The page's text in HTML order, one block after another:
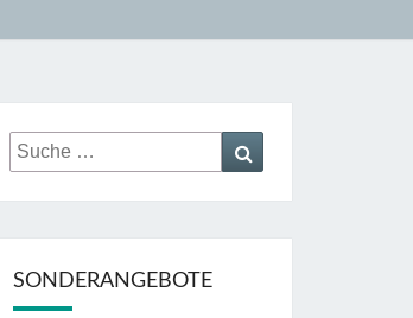
Suche
nach:
SONDERANGEBOTE